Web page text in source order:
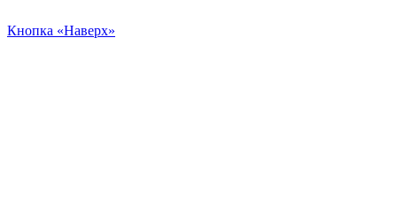
Кнопка «Наверх»